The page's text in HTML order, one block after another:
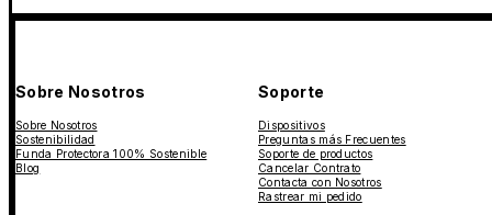
Sobre Nosotros
Sobre Nosotros
Sostenibilidad
Funda Protectora 100% Sostenible
Blog
Soporte
Dispositivos
Preguntas más Frecuentes
Soporte de productos
Cancelar Contrato
Contacta con Nosotros
Rastrear mi pedido